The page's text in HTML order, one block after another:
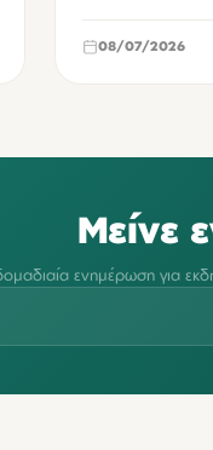
08/07/2026
Μείνε
ενημέρωση για